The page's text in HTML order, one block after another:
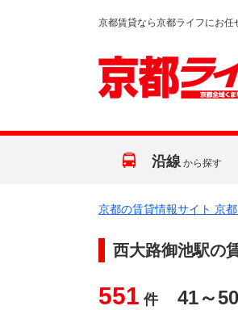
京都賃貸なら京都ライフにお任
沿線 から探す
京都の賃貸情報サイト 京
西大路御池駅の
551 件 41～50